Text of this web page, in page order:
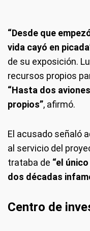
“Desde que
vida cayó en
de su exposición.
recursos propios
“Hasta dos
propios”, afirmó.
El acusado señaló
al servicio del
trataba de “el
dos décadas
Centro de